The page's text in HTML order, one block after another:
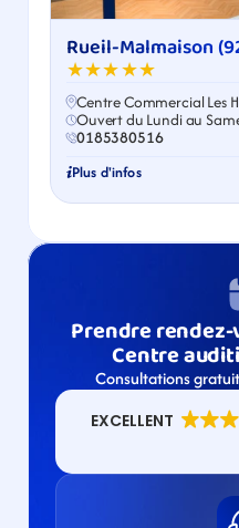
Rueil-Malmaison
★★★★★
Centre Commercial Les
Ouvert du Lundi au
0185380516
Plus d'infos
Prendre
Centre
Consultations